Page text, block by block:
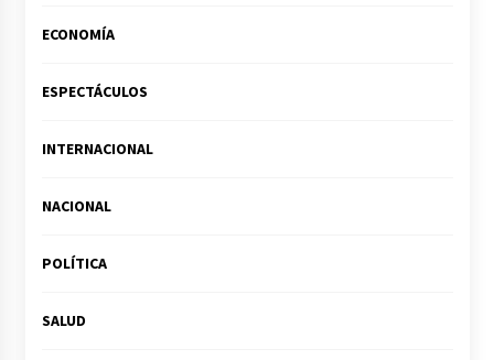
ECONOMÍA
ESPECTÁCULOS
INTERNACIONAL
NACIONAL
POLÍTICA
SALUD